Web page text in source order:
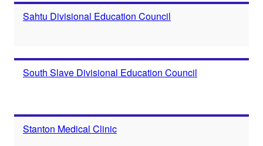
Sahtu Divisional Education Council
South Slave Divisional Education Council
Stanton Medical Clinic